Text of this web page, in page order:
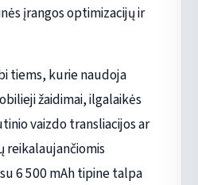
įrangos optimizacijų ir
tiems, kurie naudoja
žaidimai, ilgalaikės
vaizdo transliacijos ar
reikalaujančiomis
6 500 mAh tipine talpa